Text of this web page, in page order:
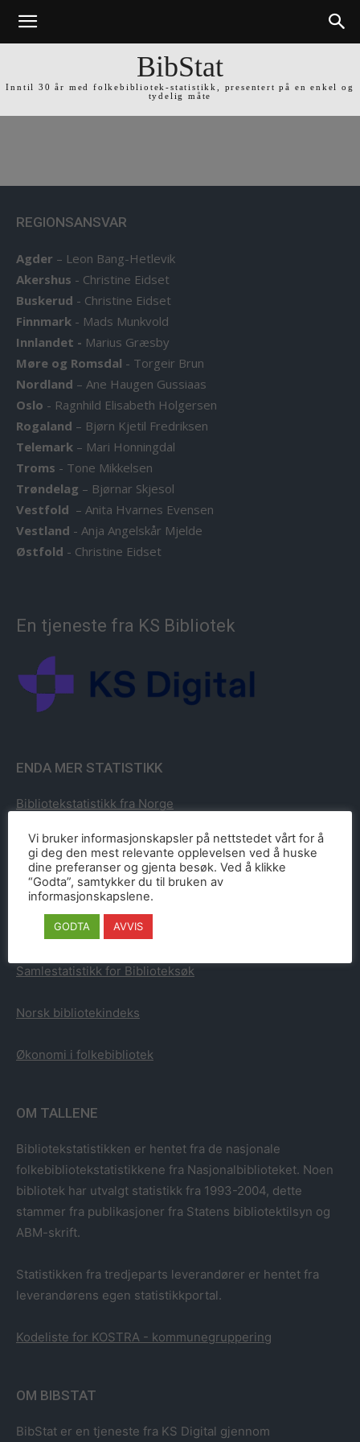
BibStat
Inntil 30 år med folkebibliotek-statistikk, presentert på en enkel og
tydelig måte
REGIONSANSVAR
Agder – Leon Bang-Hetlevik
Akershus - Christine Eidset
Buskerud - Christine Eidset
Finnmark - Mads Munkvold
Innlandet - Marius Græsby
Møre og Romsdal - Torgeir Brun
Nordland – Ane Haugen Gussiaas
Oslo - Ragnhild Elisabeth Holgersen
Rogaland – Bjørn Kjetil Fredriksen
Telemark – Mari Honningdal
Troms - Tone Mikkelsen
Trøndelag – Bjørnar Skjesol
Vestfold – Anita Hvarnes Evensen
Vestland - Anja Angelskår Mjelde
Østfold - Christine Eidset
En tjeneste fra KS Bibliotek
ENDA MER STATISTIKK
Bibliotekstatistikk fra Norge
Bibliotekstatistikk fra Sverige
Bibliotekstatistikk fra Danmark
Bibliotekstatistikk fra Finland
Samlestatistikk for Biblioteksøk
Norsk bibliotekindeks
Økonomi i folkebibliotek
OM TALLENE
Bibliotekstatistikken er hentet fra de nasjonale
folkebibliotekstatistikkene fra Nasjonalbiblioteket. Noen
bibliotek har utvalgt statistikk fra 1993-2004, dette
stammer fra publikasjoner fra Statens bibliotektilsyn og
ABM-skrift.
Statistikken fra tredjeparts leverandører er hentet fra
leverandørens egen statistikkportal.
Kodeliste for KOSTRA - kommunegruppering
OM BIBSTAT
BibStat er en tjeneste fra KS Digital gjennom
Vi bruker informasjonskapsler på nettstedet vårt for å
gi deg den mest relevante opplevelsen ved å huske
dine preferanser og gjenta besøk. Ved å klikke
“Godta”, samtykker du til bruken av
informasjonskapslene.
GODTA AVVIS